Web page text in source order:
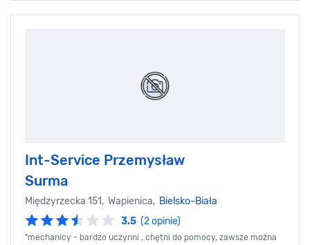
Int-Service Przemysław
Surma
Międzyrzecka 151, Wapienica, Bielsko-Biała
3.5 (2 opinie)
"mechanicy - bardzo uczynni , chętni do pomocy, zawsze można